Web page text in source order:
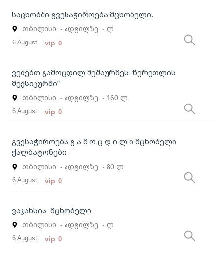
საცხობში გვესაჭიროება მცხობელი.
თბილისი - ადგილზე - ლ
6 August vip 0
ვეძებთ გამოცდილ მეშაურმეს “წერეთლის
მექსიკურში”
თბილისი - ადგილზე - 160 ლ
6 August vip 0
გვესაჭიროება გ ა მ ო ც დ ი ლ ი მცხობელი
ქალბატონები
თბილისი - ადგილზე - 80 ლ
6 August vip 0
ვაკანსია მცხობელი
თბილისი - ადგილზე - ლ
6 August vip 0